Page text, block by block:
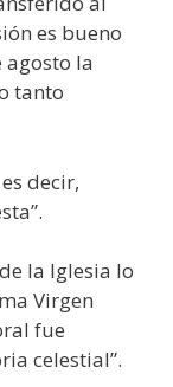
es bueno
agosto la
tanto
decir,
la Iglesia lo
Virgen
fue
celestial”.